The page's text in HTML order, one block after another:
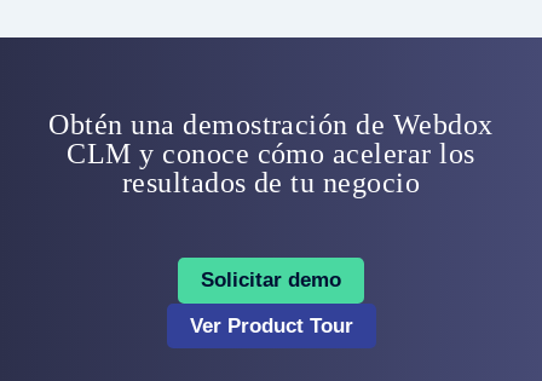
Obtén una demostración de Webdox
CLM y conoce cómo acelerar los
resultados de tu negocio
Solicitar demo
Ver Product Tour